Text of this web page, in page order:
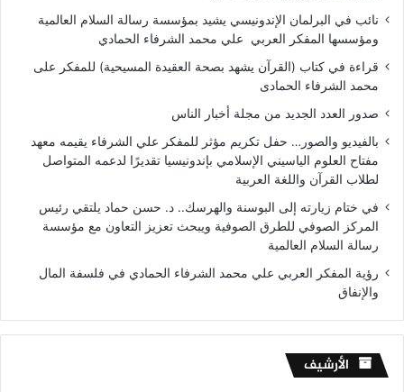
نائب في البرلمان الإندونيسي يشيد بمؤسسة رسالة السلام العالمية
ومؤسسها المفكر العربي علي محمد الشرفاء الحمادي
قراءة في كتاب (القرآن يشهد بصحة العقيدة المسيحية) للمفكر على
محمد الشرفاء الحمادى
صدور العدد الجديد من مجلة أخبار الناس
بالفيديو والصور… حفل تكريم مؤثر للمفكر علي الشرفاء يقيمه معهد
مفتاح العلوم الياسيني الإسلامي بإندونيسيا تقديرًا لدعمه المتواصل
لطلاب القرآن واللغة العربية
في ختام زيارته إلى البوسنة والهرسك.. د. حسن حماد يلتقي رئيس
المركز الصوفي للطرق الصوفية ويبحث تعزيز التعاون مع مؤسسة
رسالة السلام العالمية
رؤية المفكر العربي علي محمد الشرفاء الحمادي في فلسفة المال
والإنفاق
الأرشيف الأرشيف